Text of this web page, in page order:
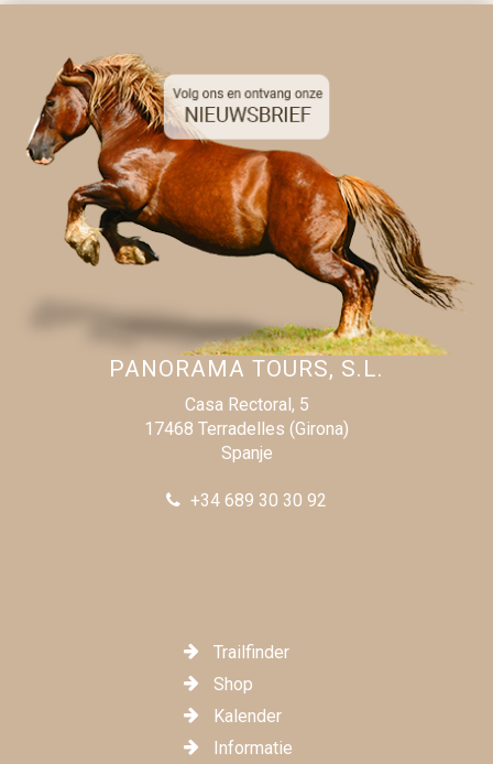
small paths, and we often found ourselves
wondering how you even managed to plan such a
route! It was simply an incredibly great experience,
and we are already looking forward to the next time.
A heartfelt thank you to the Panorama Trails team for
such an unforgettable adventure!
Gudrun A.
PANORAMA TOURS, S.L.
Casa Rectoral, 5
17468 Terradelles (Girona)
Spanje
+34 689 30 30 92
Trailfinder
Shop
Kalender
Informatie